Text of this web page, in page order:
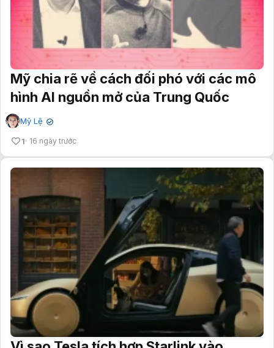
Mỹ chia rẽ về cách đối phó với các mô
hình AI nguồn mở của Trung Quốc
Mỹ Lệ ✔
1 16 ngày trước